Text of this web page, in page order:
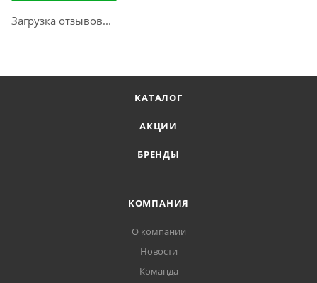
Доставка курьером СДЭК по России
Загрузка отзывов...
КАТАЛОГ
АКЦИИ
БРЕНДЫ
КОМПАНИЯ
О компании
Новости
Команда